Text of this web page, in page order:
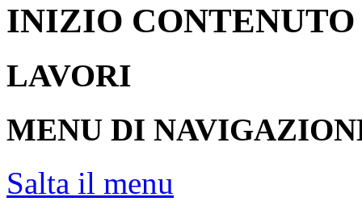
INIZIO CONTENUTO
LAVORI
MENU DI
Salta il menu